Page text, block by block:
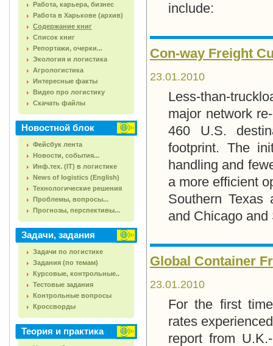
Работа, карьера, бизнес
Работа в Харькове (архив)
Содержание книг
Список книг
Репортажи, очерки...
Экология и логистика
Агрологистика
Интересные факты
Видео про логистику
Скачать файлы
Новостной блок
Фейсбук лента
Новости, события...
Инф.тех. (IT) в логистике
News of logistics (English)
Технологические решения
Проблемы, вопросы...
Прогнозы, перспективы...
Задачи, задания
Задачи по логистике
Задания (по темам)
Курсовые, контрольные..
Тестовые задания
Контрольные вопросы
Кроссворды
Теория и практика
include:
Con-way Freight
23.01.2010
Less-than-
major network
460 U.S.
footprint. The
handling and
a more efficient
Southern Texas
and Chicago and
Global Container
23.01.2010
For the first
rates
report from